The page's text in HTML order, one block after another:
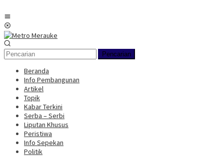
ke
konten
Pencarian
Beranda
Info Pembangunan
Artikel
Topik
Kabar Terkini
Serba – Serbi
Liputan Khusus
Peristiwa
Info Sepekan
Politik